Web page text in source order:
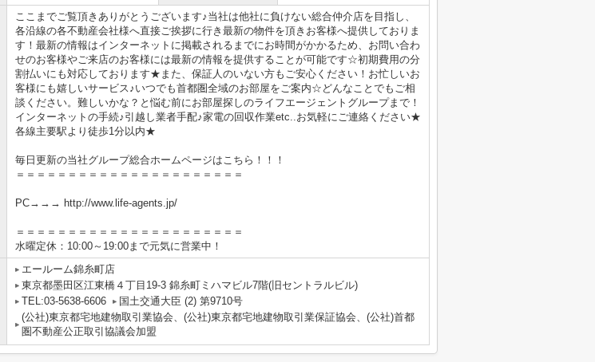
ここまでご覧頂きありがとうございます♪当社は他社に負けない総合仲介店を目指し、
各沿線の各不動産会社様へ直接ご挨拶に行き最新の物件を頂きお客様へ提供しておりま
す！最新の情報はインターネットに掲載されるまでにお時間がかかるため、お問い合わ
せのお客様やご来店のお客様には最新の情報を提供することが可能です☆初期費用の分
割払いにも対応しております★また、保証人のいない方もご安心ください！お忙しいお
客様にも嬉しいサービス♪いつでも首都圏全域のお部屋をご案内☆どんなことでもご相
談ください。難しいかな？と悩む前にお部屋探しのライフエージェントグループまで！
インターネットの手続♪引越し業者手配♪家電の回収作業etc..お気軽にご連絡ください★
各線主要駅より徒歩1分以内★
毎日更新の当社グループ総合ホームページはこちら！！！
＝＝＝＝＝＝＝＝＝＝＝＝＝＝＝＝＝＝＝＝＝＝
PC→→→ http://www.life-agents.jp/
＝＝＝＝＝＝＝＝＝＝＝＝＝＝＝＝＝＝＝＝＝＝
水曜定休：10:00～19:00まで元気に営業中！
エールーム錦糸町店
東京都墨田区江東橋４丁目19-3 錦糸町ミハマビル7階(旧セントラルビル)
TEL:03-5638-6606
国土交通大臣 (2) 第9710号
(公社)東京都宅地建物取引業協会、(公社)東京都宅地建物取引業保証協会、(公社)首都
圏不動産公正取引協議会加盟